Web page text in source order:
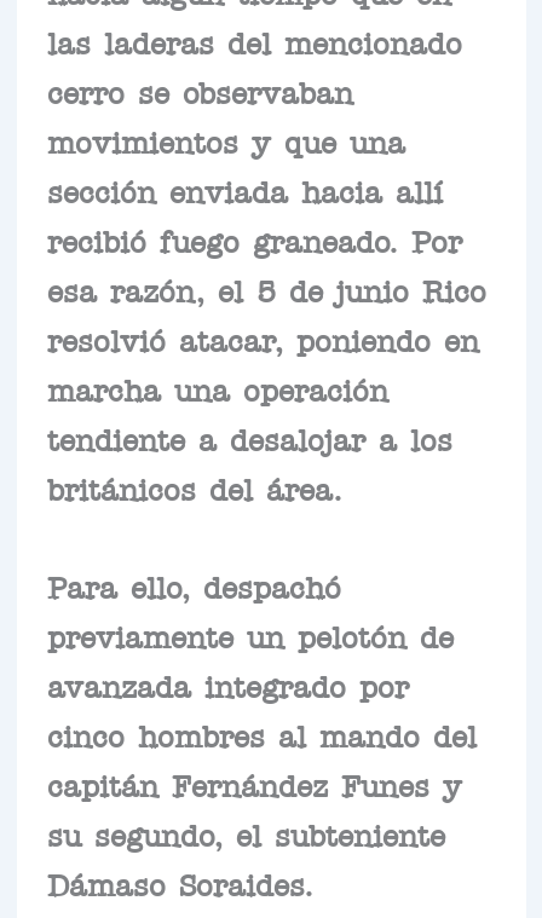
las laderas del mencionado
cerro se observaban
movimientos y que una
sección enviada hacia allí
recibió fuego graneado. Por
esa razón, el 5 de junio Rico
resolvió atacar, poniendo en
marcha una operación
tendiente a desalojar a los
británicos del área.
Para ello, despachó
previamente un pelotón de
avanzada integrado por
cinco hombres al mando del
capitán Fernández Funes y
su segundo, el subteniente
Dámaso Soraides.